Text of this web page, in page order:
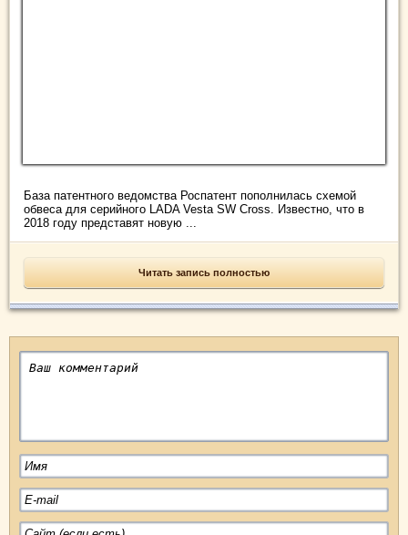
База патентного ведомства Роспатент пополнилась схемой
обвеса для серийного LADA Vesta SW Cross. Известно, что в
2018 году представят новую ...
Читать запись полностью